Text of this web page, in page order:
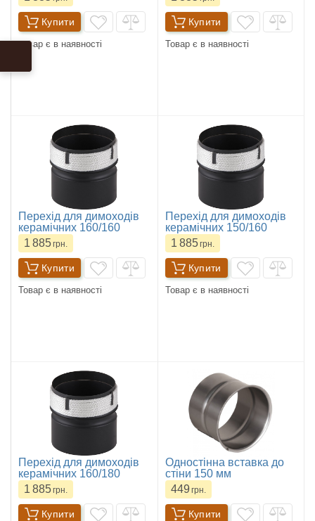
Купити
Товар є в наявності
Купити
Товар є в наявності
Перехід для димоходів
керамічних 160/160
1 885грн.
Купити
Товар є в наявності
Перехід для димоходів
керамічних 150/160
1 885грн.
Купити
Товар є в наявності
Перехід для димоходів
керамічних 160/180
1 885грн.
Купити
Одностінна вставка до
стіни 150 мм
449 грн.
Купити